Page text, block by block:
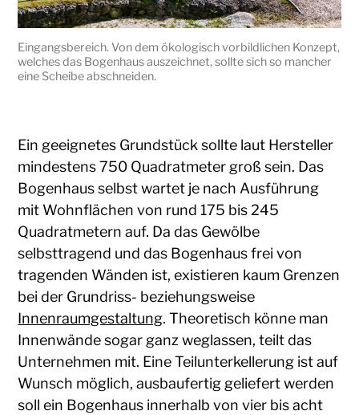
Eingangsbereich. Von dem ökologisch vorbildlichen Konzept,
welches das Bogenhaus auszeichnet, sollte sich so mancher
eine Scheibe abschneiden.
Ein geeignetes Grundstück sollte laut Hersteller
mindestens 750 Quadratmeter groß sein. Das
Bogenhaus selbst wartet je nach Ausführung
mit Wohnflächen von rund 175 bis 245
Quadratmetern auf. Da das Gewölbe
selbsttragend und das Bogenhaus frei von
tragenden Wänden ist, existieren kaum Grenzen
bei der Grundriss- beziehungsweise
Innenraumgestaltung. Theoretisch könne man
Innenwände sogar ganz weglassen, teilt das
Unternehmen mit. Eine Teilunterkellerung ist auf
Wunsch möglich, ausbaufertig geliefert werden
soll ein Bogenhaus innerhalb von vier bis acht